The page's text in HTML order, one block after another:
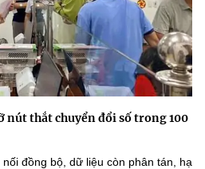
nút thắt chuyển đổi số trong 100
đồng bộ, dữ liệu còn phân tán, hạ